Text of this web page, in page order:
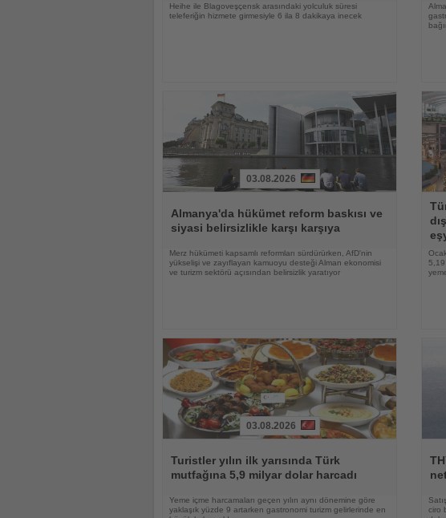
Heihe ile Blagoveşçensk arasındaki yolculuk süresi
teleferiğin hizmete girmesiyle 6 ila 8 dakikaya inecek
Oku
03.08.2026
Almanya'da hükümet reform baskısı ve
siyasi belirsizlikle karşı karşıya
Merz hükümeti kapsamlı reformları sürdürürken, AfD'nin
yükselişi ve zayıflayan kamuoyu desteği Alman ekonomisi
ve turizm sektörü açısından belirsizlik yaratıyor
Oku
Oku
03.08.2026
Turistler yılın ilk yarısında Türk
mutfağına 5,9 milyar dolar harcadı
Yeme içme harcamaları geçen yılın aynı dönemine göre
yaklaşık yüzde 9 artarken gastronomi turizm gelirlerinde en
Oku
ciro